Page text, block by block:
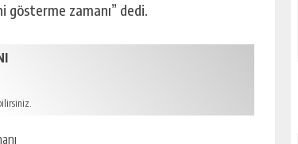
gösterme zamanı” dedi.